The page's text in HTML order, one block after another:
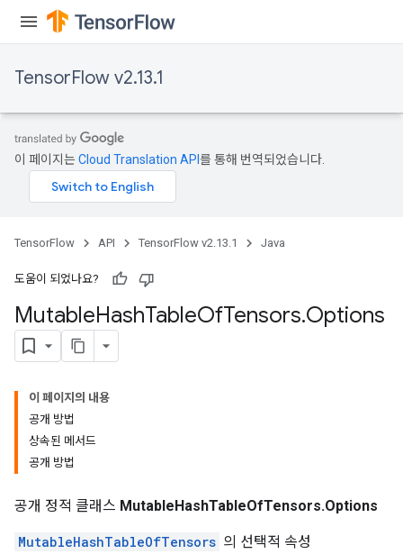
TensorFlow v2.13.1
이 페이지는Cloud Translation API 를 통해 번역되었습니다.
TensorFlow API TensorFlow v2.13.1 Java
도움이 되었나요?
MutableHashTableOfTensors.Options
이 페이지의 내용
공개 방법
상속된 메서드
공개 방법
공개 정적 클래스 MutableHashTableOfTensors.Options
MutableHashTableOfTensors 의 선택적 속성